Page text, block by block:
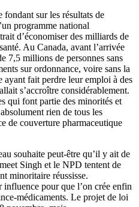
fondant sur les résultats de
programme national
d’économiser des milliards de
Au Canada, avant l’arrivée
7,5 millions de personnes sans
sur ordonnance, voire sans la
fait perdre leur emploi à des
s’accroître considérablement.
qui font partie des minorités et
rien de tous les
de couverture pharmaceutique
souhaite peut-être qu’il y ait de
Singh et le NPD tentent de
minoritaire réussisse.
influence pour que l’on crée enfin
médicaments. Le projet de loi